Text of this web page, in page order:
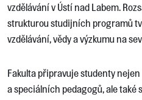
vzdělávání v Ústí nad Labem.
strukturou studijních programů
vzdělávání, vědy a výzkumu na
Fakulta připravuje studenty
a speciálních pedagogů, ale také